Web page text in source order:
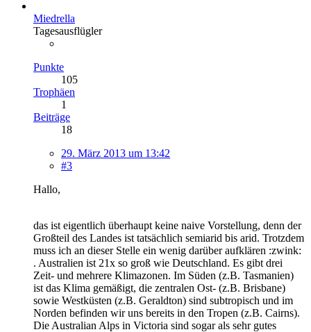
Miedrella
Tagesausflügler
Punkte
105
Trophäen
1
Beiträge
18
29. März 2013 um 13:42
#3
Hallo,
das ist eigentlich überhaupt keine naive Vorstellung, denn der
Großteil des Landes ist tatsächlich semiarid bis arid. Trotzdem
muss ich an dieser Stelle ein wenig darüber aufklären :zwink:
. Australien ist 21x so groß wie Deutschland. Es gibt drei
Zeit- und mehrere Klimazonen. Im Süden (z.B. Tasmanien)
ist das Klima gemäßigt, die zentralen Ost- (z.B. Brisbane)
sowie Westküsten (z.B. Geraldton) sind subtropisch und im
Norden befinden wir uns bereits in den Tropen (z.B. Cairns).
Die Australian Alps in Victoria sind sogar als sehr gutes